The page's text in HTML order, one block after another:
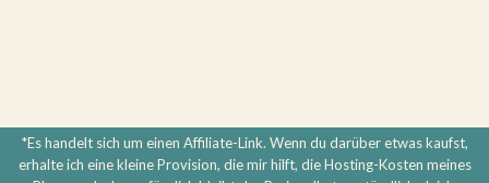
*Es handelt sich um einen Affiliate-Link. Wenn du darüber etwas kaufst,
erhalte ich eine kleine Provision, die mir hilft, die Hosting-Kosten meines